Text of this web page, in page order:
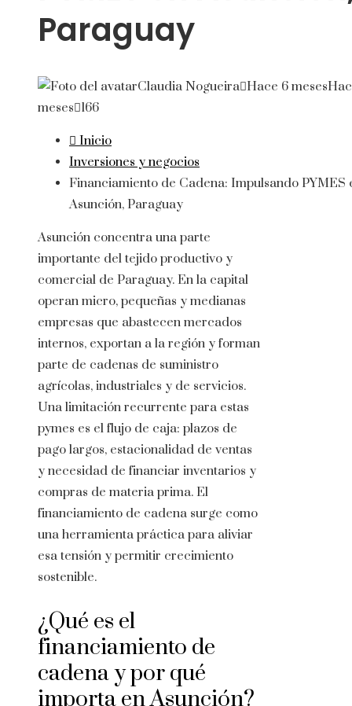
Paraguay
Claudia Nogueira Hace 6 meses
meses 166
Inicio
Inversiones y negocios
Financiamiento de Cadena: Impulsando PYMES
Asunción, Paraguay
Asunción concentra una parte
importante del tejido productivo y
comercial de Paraguay. En la capital
operan micro, pequeñas y medianas
empresas que abastecen mercados
internos, exportan a la región y forman
parte de cadenas de suministro
agrícolas, industriales y de servicios.
Una limitación recurrente para estas
pymes es el flujo de caja: plazos de
pago largos, estacionalidad de ventas
y necesidad de financiar inventarios y
compras de materia prima. El
financiamiento de cadena surge como
una herramienta práctica para aliviar
esa tensión y permitir crecimiento
sostenible.
¿Qué es el
financiamiento de
cadena y por qué
importa en Asunción?